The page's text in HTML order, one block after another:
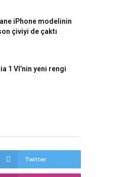
iPhone modelinin
çiviyi de çaktı
1 VI’nin yeni rengi
Twitter